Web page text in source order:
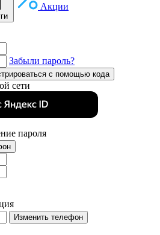
Акции
Забыли пароль?
с помощью кода
сети
пароля
Изменить телефон